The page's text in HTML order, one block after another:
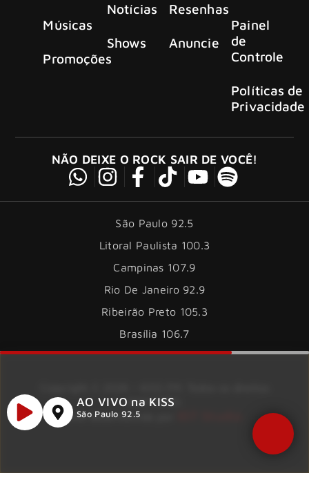
Músicas
Promoções
Notícias
Shows
Resenhas
Anuncie
Painel
de
Controle
Políticas de
Privacidade
NÃO DEIXE O ROCK SAIR DE VOCÊ!
São Paulo 92.5
Litoral Paulista 100.3
Campinas 107.9
Rio De Janeiro 92.9
Ribeirão Preto 105.3
Brasília 106.7
reservados.
Site desenvolvido por
AO VIVO na KISS
São Paulo 92.5